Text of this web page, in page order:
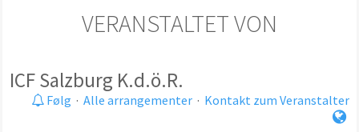
VERANSTALTET VON
ICF Salzburg K.d.ö.R.
Følg · Alle arrangementer · Kontakt zum Veranstalter